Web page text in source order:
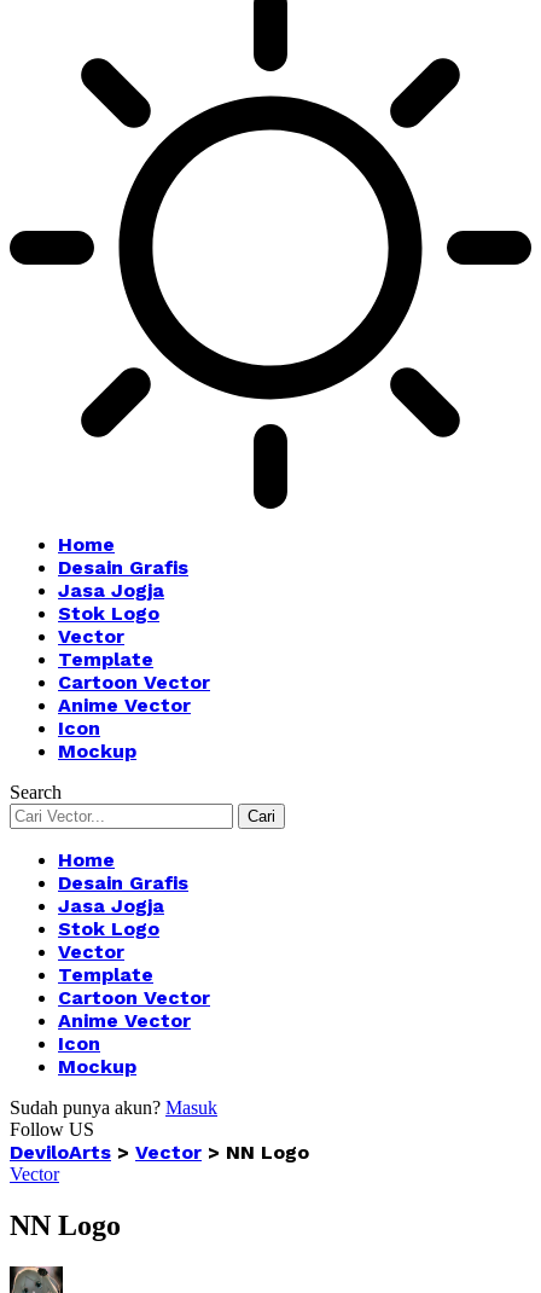
Home
Desain Grafis
Jasa Jogja
Stok Logo
Vector
Template
Cartoon Vector
Anime Vector
Icon
Mockup
Search
Home
Desain Grafis
Jasa Jogja
Stok Logo
Vector
Template
Cartoon Vector
Anime Vector
Icon
Mockup
Sudah punya akun? Masuk
Follow US
DeviloArts > Vector > NN Logo
Vector
NN Logo